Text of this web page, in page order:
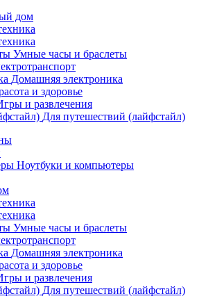
дом
Умные часы и браслеты
Домашняя электроника
и здоровье
и развлечения
Для путешествий (лайфстайл)
Ноутбуки и компьютеры
Умные часы и браслеты
Домашняя электроника
и здоровье
и развлечения
Для путешествий (лайфстайл)